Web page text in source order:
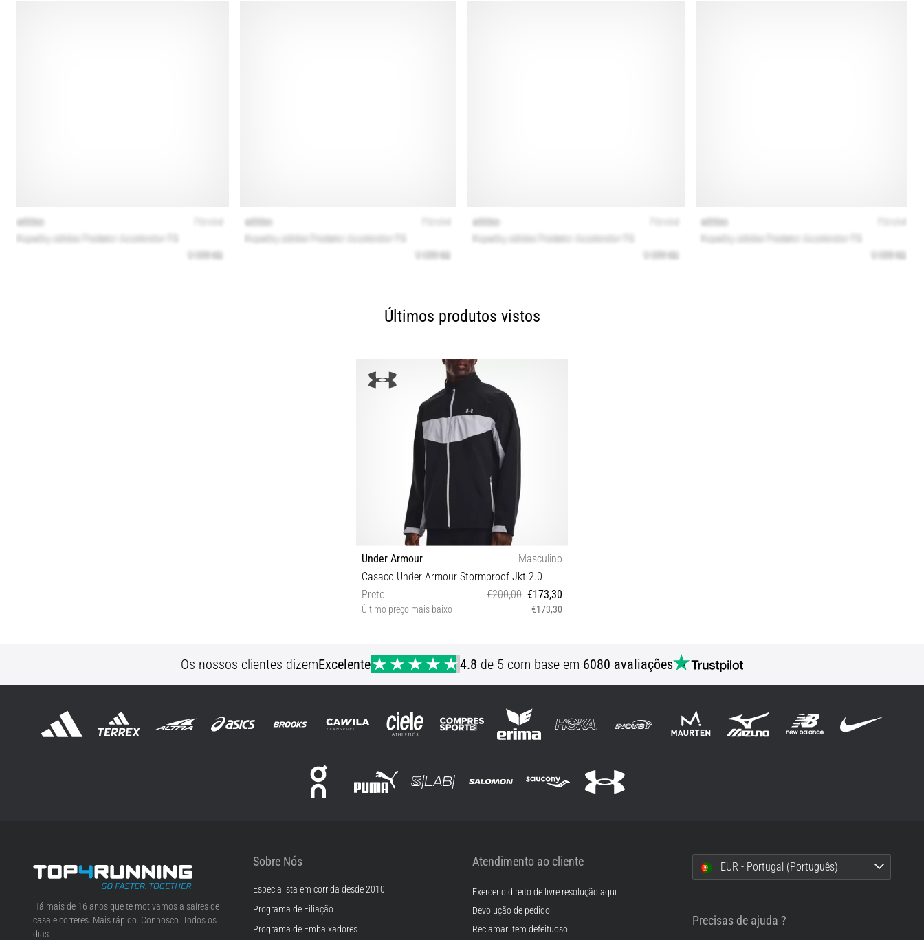
Últimos produtos vistos
Under Armour
Masculino
Casaco Under Armour Stormproof Jkt 2.0
Preto
€200,00 €173,30
Último preço mais baixo €173,30
Os nossos clientes dizemExcelente 4.8 de 5 com base em 6080 avaliações
Top4Running.pt
Há mais de 16 anos que te motivamos a saíres de
casa e correres. Mais rápido. Connosco. Todos os
dias.
Sobre Nós
Especialista em corrida desde 2010
Programa de Filiação
Programa de Embaixadores
Atendimento ao cliente
Exercer o direito de livre resolução aqui
Devolução de pedido
Reclamar item defeituoso
EUR - Portugal (Português)
Precisas de ajuda ?